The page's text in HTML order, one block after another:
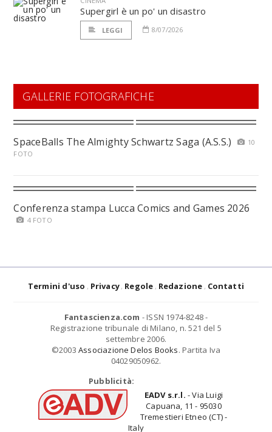
Supergirl è un po' un disastro
LEGGI 8/07/2026
GALLERIE FOTOGRAFICHE
SpaceBalls The Almighty Schwartz Saga (A.S.S.)
10
FOTO
Conferenza stampa Lucca Comics and Games 2026
4 FOTO
Termini d'uso Privacy Regole Redazione Contatti
Fantascienza.com - ISSN 1974-8248 -
Registrazione tribunale di Milano, n. 521 del 5
settembre 2006.
©2003 Associazione Delos Books. Partita Iva
04029050962.
Pubblicità:
EADV s.r.l. - Via Luigi
Capuana, 11 - 95030
Tremestieri Etneo (CT) -
Italy